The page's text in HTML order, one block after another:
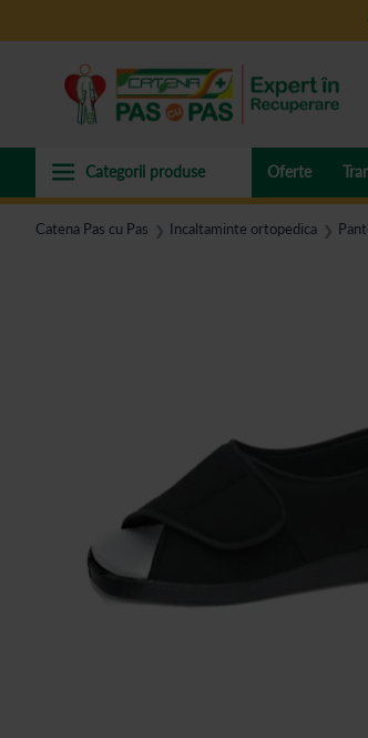
Oferte
Catena Pas cu Pas ❯ Incaltaminte ortopedica ❯